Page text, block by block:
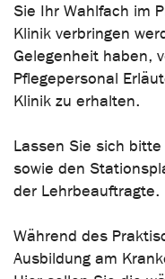
Sie Ihr Wahlfach im
Klinik verbringen
Gelegenheit haben,
Pflegepersonal
Klinik zu erhalten.
Lassen Sie sich
sowie den
der Lehrbeauftragte.
Während des
Ausbildung am